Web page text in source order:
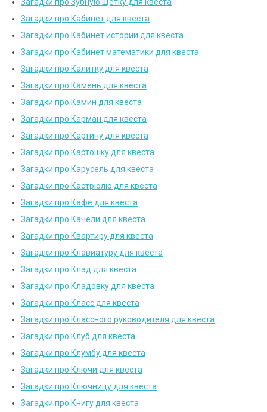
Загадки про Кабинет для квеста
Загадки про Кабинет истории для квеста
Загадки про Кабинет математики для квеста
Загадки про Калитку для квеста
Загадки про Камень для квеста
Загадки про Камин для квеста
Загадки про Карман для квеста
Загадки про Картину для квеста
Загадки про Картошку для квеста
Загадки про Карусель для квеста
Загадки про Кастрюлю для квеста
Загадки про Кафе для квеста
Загадки про Качели для квеста
Загадки про Квартиру для квеста
Загадки про Клавиатуру для квеста
Загадки про Клад для квеста
Загадки про Кладовку для квеста
Загадки про Класс для квеста
Загадки про Классного руководителя для квеста
Загадки про Клуб для квеста
Загадки про Клумбу для квеста
Загадки про Ключи для квеста
Загадки про Ключницу для квеста
Загадки про Книгу для квеста